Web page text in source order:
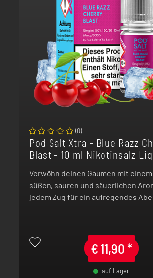
€11,90*
auf Lager
(0)
Pod Salt Xtra - Blue Razz
Blast - 10 ml Nikotinsalz
Verwöhn deinen Gaumen mit einem
süßen, sauren und säuerlichen
jedem Zug für ein aufregendes